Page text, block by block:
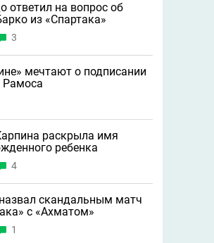
ответил на вопрос об
из «Спартака»
3
мечтают о подписании
Рамоса
раскрыла имя
ребeнка
4
скандальным матч
с «Ахматом»
1